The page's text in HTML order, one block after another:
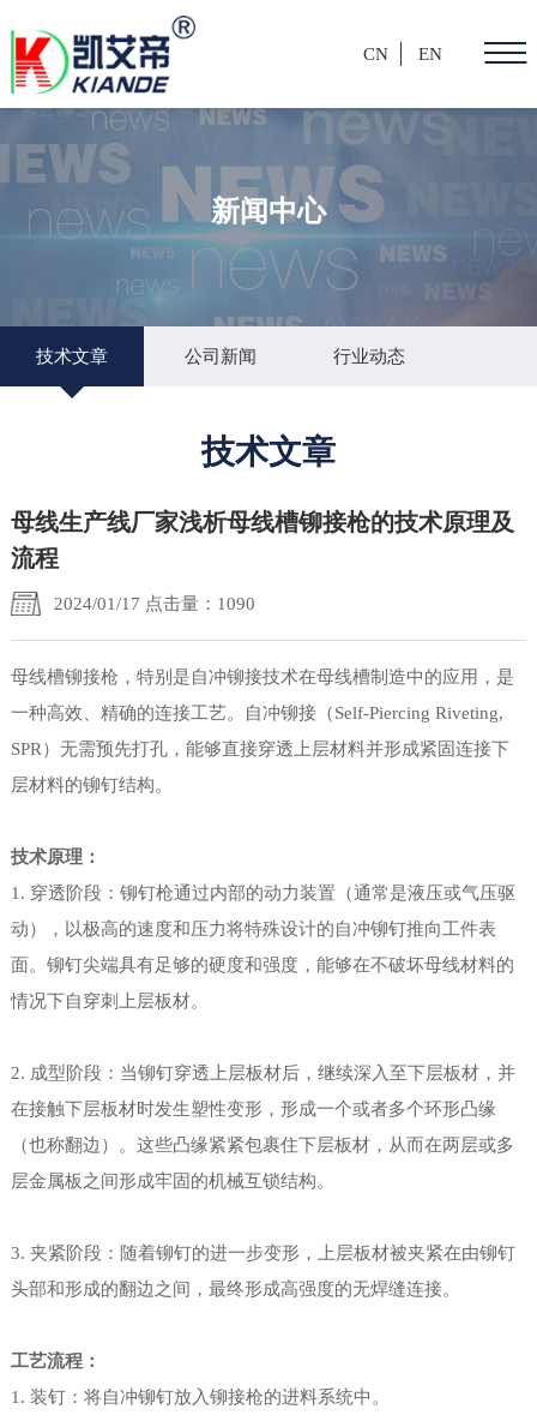
CN EN
新闻中心
技术文章 公司新闻 行业动态
技术文章
母线生产线厂家浅析母线槽铆接枪的技术原理及
流程
2024/01/17 点击量：1090
母线槽铆接枪，特别是自冲铆接技术在母线槽制造中的应用，是
一种高效、精确的连接工艺。自冲铆接（Self-Piercing Riveting,
SPR）无需预先打孔，能够直接穿透上层材料并形成紧固连接下
层材料的铆钉结构。
技术原理：
1. 穿透阶段：铆钉枪通过内部的动力装置（通常是液压或气压驱
动），以极高的速度和压力将特殊设计的自冲铆钉推向工件表
面。铆钉尖端具有足够的硬度和强度，能够在不破坏母线材料的
情况下自穿刺上层板材。
2. 成型阶段：当铆钉穿透上层板材后，继续深入至下层板材，并
在接触下层板材时发生塑性变形，形成一个或者多个环形凸缘
（也称翻边）。这些凸缘紧紧包裹住下层板材，从而在两层或多
层金属板之间形成牢固的机械互锁结构。
3. 夹紧阶段：随着铆钉的进一步变形，上层板材被夹紧在由铆钉
头部和形成的翻边之间，最终形成高强度的无焊缝连接。
工艺流程：
1. 装钉：将自冲铆钉放入铆接枪的进料系统中。